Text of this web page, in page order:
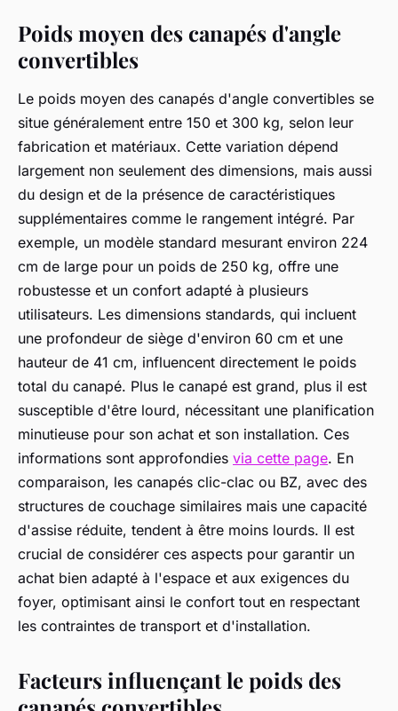
Poids moyen des canapés d'angle
convertibles
Le poids moyen des canapés d'angle convertibles se
situe généralement entre 150 et 300 kg, selon leur
fabrication et matériaux. Cette variation dépend
largement non seulement des dimensions, mais aussi
du design et de la présence de caractéristiques
supplémentaires comme le rangement intégré. Par
exemple, un modèle standard mesurant environ 224
cm de large pour un poids de 250 kg, offre une
robustesse et un confort adapté à plusieurs
utilisateurs. Les dimensions standards, qui incluent
une profondeur de siège d'environ 60 cm et une
hauteur de 41 cm, influencent directement le poids
total du canapé. Plus le canapé est grand, plus il est
susceptible d'être lourd, nécessitant une planification
minutieuse pour son achat et son installation. Ces
informations sont approfondies via cette page. En
comparaison, les canapés clic-clac ou BZ, avec des
structures de couchage similaires mais une capacité
d'assise réduite, tendent à être moins lourds. Il est
crucial de considérer ces aspects pour garantir un
achat bien adapté à l'espace et aux exigences du
foyer, optimisant ainsi le confort tout en respectant
les contraintes de transport et d'installation.
Facteurs influençant le poids des